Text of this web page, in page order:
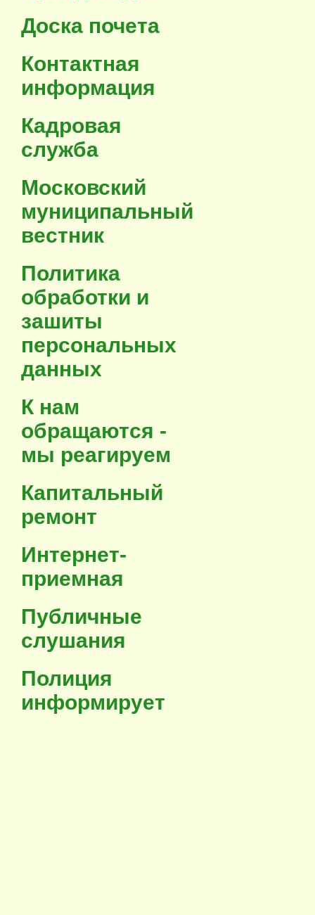
Доска почета
Контактная
информация
Кадровая
служба
Московский
муниципальный
вестник
Политика
обработки и
зашиты
персональных
данных
К нам
обращаются -
мы реагируем
Капитальный
ремонт
Интернет-
приемная
Публичные
слушания
Полиция
информирует